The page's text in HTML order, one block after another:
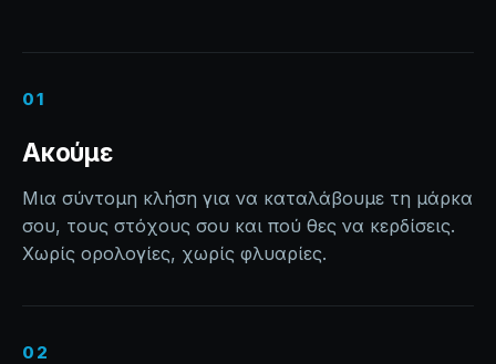
01
Ακούμε
Μια σύντομη κλήση για να καταλάβουμε τη μάρκα
σου, τους στόχους σου και πού θες να κερδίσεις.
Χωρίς ορολογίες, χωρίς φλυαρίες.
02